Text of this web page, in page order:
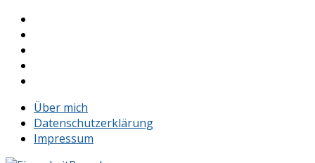
Über mich
Datenschutzerklärung
Impressum